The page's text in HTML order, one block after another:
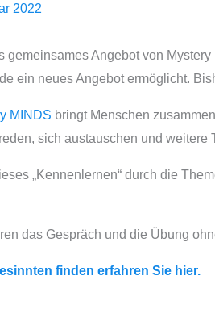
2022
gemeinsames Angebot von
ein neues Angebot ermöglicht.
MINDS bringt Menschen
sich austauschen und weitere
„Kennenlernen“ durch die
das Gespräch und die Übung
finden erfahren Sie hier.